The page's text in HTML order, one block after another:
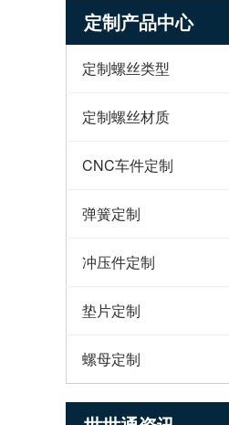
定制产品中心
定制螺丝类型
定制螺丝材质
CNC车件定制
弹簧定制
冲压件定制
垫片定制
螺母定制